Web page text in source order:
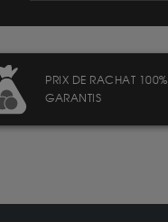
PRIX DE RACHAT 100%
GARANTIS